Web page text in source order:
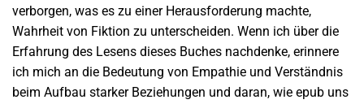
verborgen, was es zu einer Herausforderung machte,
Wahrheit von Fiktion zu unterscheiden. Wenn ich über die
Erfahrung des Lesens dieses Buches nachdenke, erinnere
ich mich an die Bedeutung von Empathie und Verständnis
beim Aufbau starker Beziehungen und daran, wie epub uns